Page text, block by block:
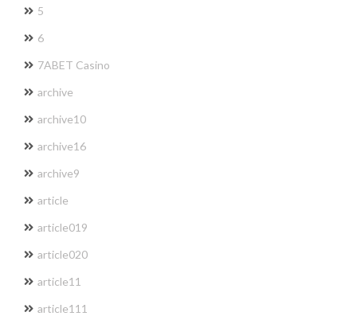
5
6
7ABET Casino
archive
archive10
archive16
archive9
article
article019
article020
article11
article111